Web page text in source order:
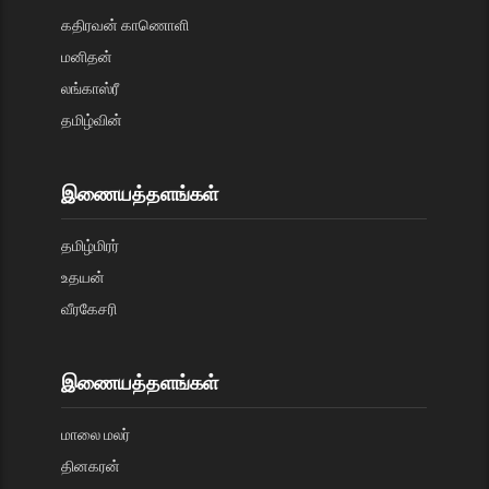
கதிரவன் காணொளி
மனிதன்
லங்காஸ்ரீ
தமிழ்வின்
இணையத்தளங்கள்
தமிழ்மிரர்
உதயன்
வீரகேசரி
இணையத்தளங்கள்
மாலை மலர்
தினகரன்